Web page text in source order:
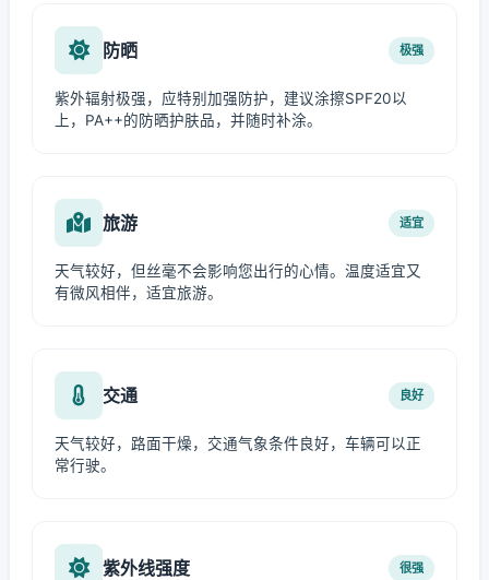
防晒 极强
紫外辐射极强，应特别加强防护，建议涂擦SPF20以
上，PA++的防晒护肤品，并随时补涂。
旅游 适宜
天气较好，但丝毫不会影响您出行的心情。温度适宜又
有微风相伴，适宜旅游。
交通 良好
天气较好，路面干燥，交通气象条件良好，车辆可以正
常行驶。
紫外线强度 很强